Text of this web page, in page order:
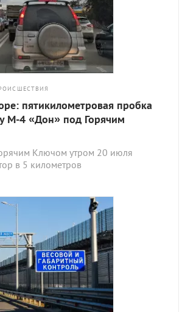
пятикилометровая пробка
М-4 «Дон» под Горячим
Ключом утром 20 июля
в 5 километров